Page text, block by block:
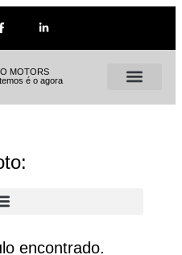
MOTORS
é o agora
encontrado.